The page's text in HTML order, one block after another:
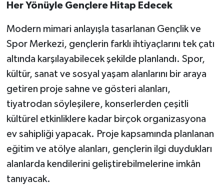
Her Yönüyle Gençlere Hitap Edecek
Modern mimari anlayışla tasarlanan Gençlik ve
Spor Merkezi, gençlerin farklı ihtiyaçlarını tek çatı
altında karşılayabilecek şekilde planlandı. Spor,
kültür, sanat ve sosyal yaşam alanlarını bir araya
getiren proje sahne ve gösteri alanları,
tiyatrodan söyleşilere, konserlerden çeşitli
kültürel etkinliklere kadar birçok organizasyona
ev sahipliği yapacak. Proje kapsamında planlanan
eğitim ve atölye alanları, gençlerin ilgi duydukları
alanlarda kendilerini geliştirebilmelerine imkân
tanıyacak.